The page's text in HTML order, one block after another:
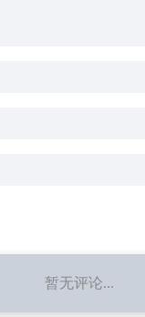
暂无评论...